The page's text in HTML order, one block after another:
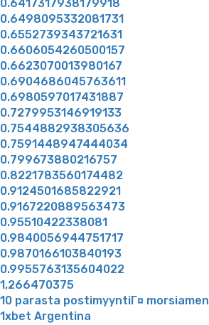
0.6417317938179918
0.6498095332081731
0.6552739343721631
0.6606054260500157
0.6623070013980167
0.6904686045763611
0.6980597017431887
0.7279953146919133
0.7544882938305636
0.7591448947444034
0.799673880216757
0.8221783560174482
0.9124501685822921
0.9167220889563473
0.95510422338081
0.9840056944751717
0.9870166103840193
0.9955763135604022
1,266470375
10 parasta postimyyntiГ¤ morsiamen
1xbet Argentina